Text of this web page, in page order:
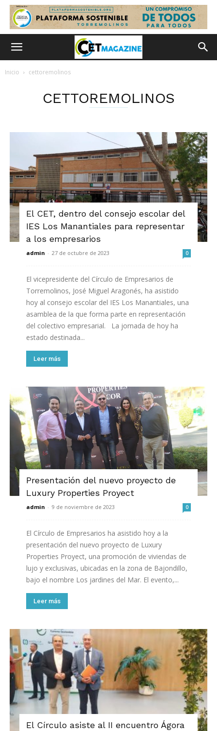
Inicio cettoremolinos
CETTOREMOLINOS
El CET, dentro del consejo escolar del
IES Los Manantiales para representar
a los empresarios
admin - 27 de octubre de 2023 0
El vicepresidente del Círculo de Empresarios de
Torremolinos, José Miguel Aragonés, ha asistido
hoy al consejo escolar del IES Los Manantiales, una
asamblea de la que forma parte en representación
del colectivo empresarial. La jornada de hoy ha
estado destinada...
Leer más
Presentación del nuevo proyecto de
Luxury Properties Proyect
admin - 9 de noviembre de 2023 0
El Círculo de Empresarios ha asistido hoy a la
presentación del nuevo proyecto de Luxury
Properties Proyect, una promoción de viviendas de
lujo y exclusivas, ubicadas en la zona de Bajondillo,
bajo el nombre Los jardines del Mar. El evento,...
Leer más
El Círculo asiste al II encuentro Ágora